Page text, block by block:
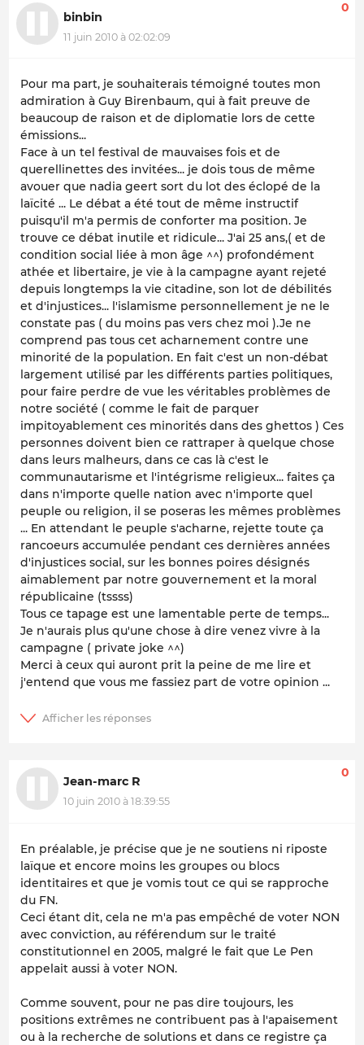
binbin
11 juin 2010 à 02:02:09
0
Pour ma part, je souhaiterais témoigné toutes mon
admiration à Guy Birenbaum, qui à fait preuve de
beaucoup de raison et de diplomatie lors de cette
émissions...
Face à un tel festival de mauvaises fois et de
querellinettes des invitées... je dois tous de même
avouer que nadia geert sort du lot des éclopé de la
laïcité ... Le débat a été tout de même instructif
puisqu'il m'a permis de conforter ma position. Je
trouve ce débat inutile et ridicule... J'ai 25 ans,( et de
condition social liée à mon âge ^^) profondément
athée et libertaire, je vie à la campagne ayant rejeté
depuis longtemps la vie citadine, son lot de débilités
et d'injustices... l'islamisme personnellement je ne le
constate pas ( du moins pas vers chez moi ).Je ne
comprend pas tous cet acharnement contre une
minorité de la population. En fait c'est un non-débat
largement utilisé par les différents parties politiques,
pour faire perdre de vue les véritables problèmes de
notre société ( comme le fait de parquer
impitoyablement ces minorités dans des ghettos ) Ces
personnes doivent bien ce rattraper à quelque chose
dans leurs malheurs, dans ce cas là c'est le
communautarisme et l'intégrisme religieux... faites ça
dans n'importe quelle nation avec n'importe quel
peuple ou religion, il se poseras les mêmes problèmes
... En attendant le peuple s'acharne, rejette toute ça
rancoeurs accumulée pendant ces dernières années
d'injustices social, sur les bonnes poires désignés
aimablement par notre gouvernement et la moral
républicaine (tssss)
Tous ce tapage est une lamentable perte de temps...
Je n'aurais plus qu'une chose à dire venez vivre à la
campagne ( private joke ^^)
Merci à ceux qui auront prit la peine de me lire et
j'entend que vous me fassiez part de votre opinion ...
Jean-marc R
10 juin 2010 à 18:39:55
0
En préalable, je précise que je ne soutiens ni riposte
laïque et encore moins les groupes ou blocs
identitaires et que je vomis tout ce qui se rapproche
du FN.
Ceci étant dit, cela ne m'a pas empêché de voter NON
avec conviction, au référendum sur le traité
constitutionnel en 2005, malgré le fait que Le Pen
appelait aussi à voter NON.
Comme souvent, pour ne pas dire toujours, les
positions extrêmes ne contribuent pas à l'apaisement
ou à la recherche de solutions et dans ce registre ça